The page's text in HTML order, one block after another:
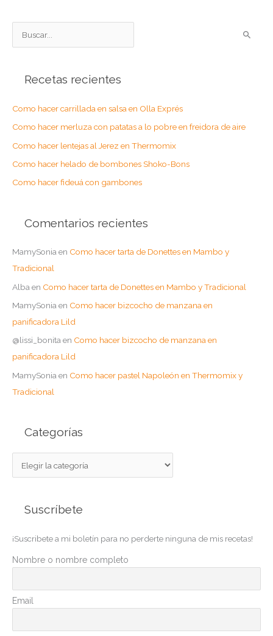
u
r
p
o
r
Recetas recientes
Como hacer carrillada en salsa en Olla Exprés
Como hacer merluza con patatas a lo pobre en freidora de aire
Como hacer lentejas al Jerez en Thermomix
Como hacer helado de bombones Shoko-Bons
Como hacer fideuá con gambones
Comentarios recientes
MamySonia en Como hacer tarta de Donettes en Mambo y
Tradicional
Alba en Como hacer tarta de Donettes en Mambo y Tradicional
MamySonia en Como hacer bizcocho de manzana en
panificadora Lild
@lissi_bonitaen Como hacer bizcocho de manzana en
panificadora Lild
MamySonia en Como hacer pastel Napoleón en Thermomix y
Tradicional
Categorías
a
o
r
a
s
Suscríbete
¡Suscribete a mi boletín para no perderte ninguna de mis recetas!
Nombre o nombre completo
Email